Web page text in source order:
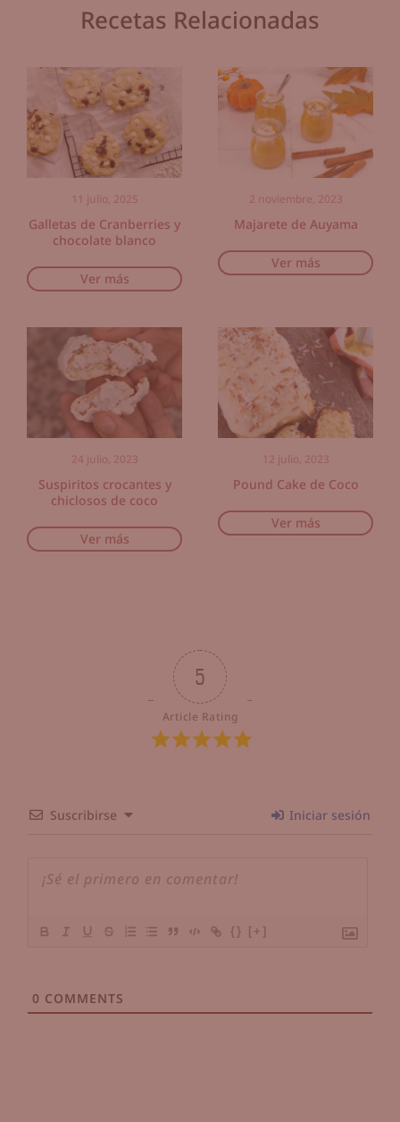
Recetas Relacionadas
11 julio, 2025
Galletas de Cranberries y
chocolate blanco
Ver más
2 noviembre, 2023
Majarete de Auyama
Ver más
24 julio, 2023
Suspiritos crocantes y
chiclosos de coco
Ver más
12 julio, 2023
Pound Cake de Coco
Ver más
5
Article Rating
Suscribirse Iniciar sesión
{} [+]
0 COMMENTS